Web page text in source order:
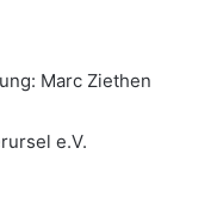
Marc Ziethen
e.V.